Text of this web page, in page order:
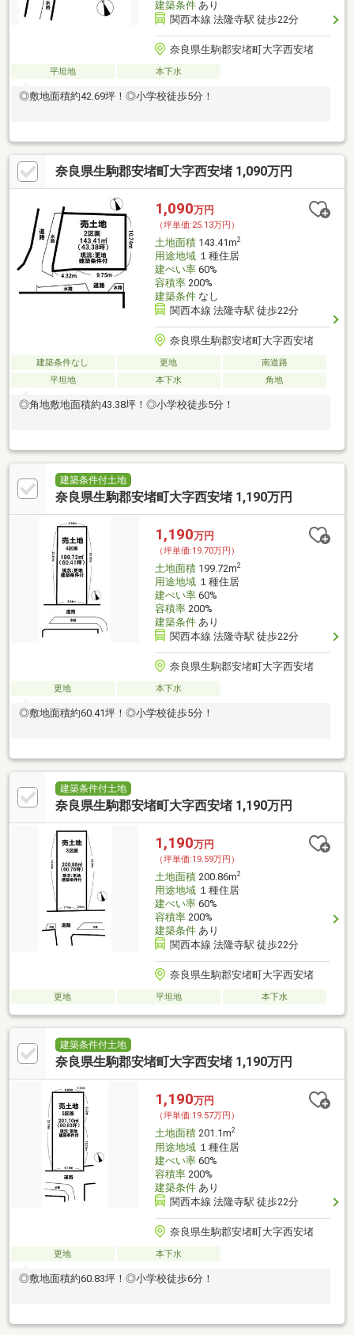
建築条件あり
関西本線 法隆寺駅 徒歩22分
奈良県生駒郡安堵町大字西安堵
平坦地 本下水
◎敷地面積約42.69坪！◎小学校徒歩5分！
奈良県生駒郡安堵町大字西安堵 1,090万円
1,090万円
（坪単価:25.13万円）
土地面積143.41m2
用途地域１種住居
建ぺい率60%
容積率200%
建築条件なし
関西本線 法隆寺駅 徒歩22分
奈良県生駒郡安堵町大字西安堵
建築条件なし 更地
南道路
平坦地
本下水 角地
◎角地敷地面積約43.38坪！◎小学校徒歩5分！
建築条件付土地
奈良県生駒郡安堵町大字西安堵 1,190万円
1,190万円
（坪単価:19.70万円）
土地面積199.72m2
用途地域１種住居
建ぺい率60%
容積率200%
建築条件あり
関西本線 法隆寺駅 徒歩22分
奈良県生駒郡安堵町大字西安堵
更地 本下水
◎敷地面積約60.41坪！◎小学校徒歩5分！
建築条件付土地
奈良県生駒郡安堵町大字西安堵 1,190万円
1,190万円
（坪単価:19.59万円）
土地面積200.86m2
用途地域１種住居
建ぺい率60%
容積率200%
建築条件あり
関西本線 法隆寺駅 徒歩22分
奈良県生駒郡安堵町大字西安堵
更地 平坦地 本下水
建築条件付土地
奈良県生駒郡安堵町大字西安堵 1,190万円
1,190万円
（坪単価:19.57万円）
土地面積201.1m2
用途地域１種住居
建ぺい率60%
容積率200%
建築条件あり
関西本線 法隆寺駅 徒歩22分
奈良県生駒郡安堵町大字西安堵
更地 本下水
◎敷地面積約60.83坪！◎小学校徒歩6分！